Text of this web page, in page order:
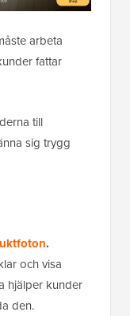
arbeta
fattar
till
sig trygg
.
och visa
hjälper kunder
den.